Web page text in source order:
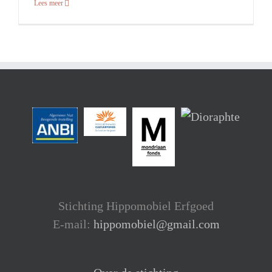
Lees meer
Stichting Hippomobiel Erfgoed
E-mail: hippomobiel@gmail.com